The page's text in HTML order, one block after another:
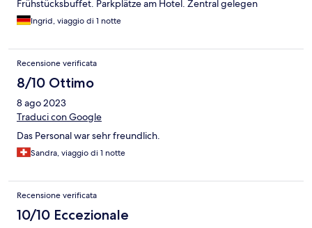
Frühstücksbuffet. Parkplätze am Hotel. Zentral gelegen
Ingrid, viaggio di 1 notte
Recensione verificata
8/10 Ottimo
8 ago 2023
Traduci con Google
Das Personal war sehr freundlich.
Sandra, viaggio di 1 notte
Recensione verificata
10/10 Eccezionale